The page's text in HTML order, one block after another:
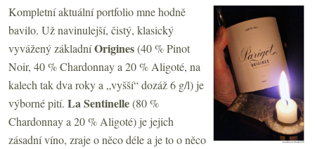
Kompletní aktuální portfolio mne hodně
bavilo. Už navinulejší, čistý, klasický
vyvážený základníOrigines(40 % Pinot
Noir, 40 % Chardonnay a 20 % Aligoté, na
kalech tak dva roky a „vyšší“ dozáž 6 g/l) je
výborné pití. La Sentinelle(80 %
Chardonnay a 20 % Aligoté) je jejich
zásadní víno, zraje o něco déle a je to o něco